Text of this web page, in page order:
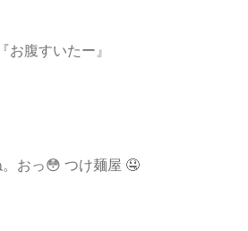
お腹すいたー』
。おっ😳 つけ麺屋 🤤